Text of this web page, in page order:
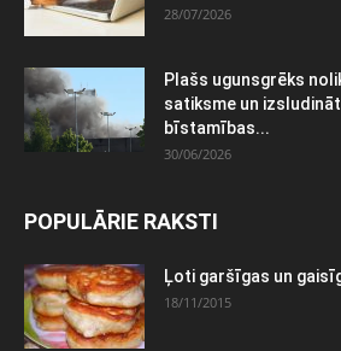
28/07/2026
Plašs ugunsgrēks
satiksme un
bīstamības...
30/06/2026
POPULĀRIE RAKSTI
Ļoti garšīgas un
18/11/2015